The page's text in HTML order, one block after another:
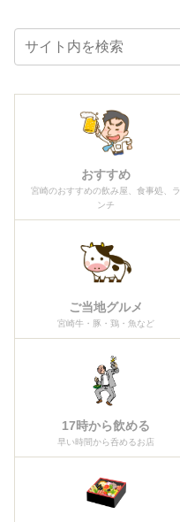
おすすめ
宮崎のおすすめの飲み屋、食事処、ラ
ンチ
ご当地グルメ
宮崎牛・豚・鶏・魚など
17時から飲める
早い時間から呑めるお店